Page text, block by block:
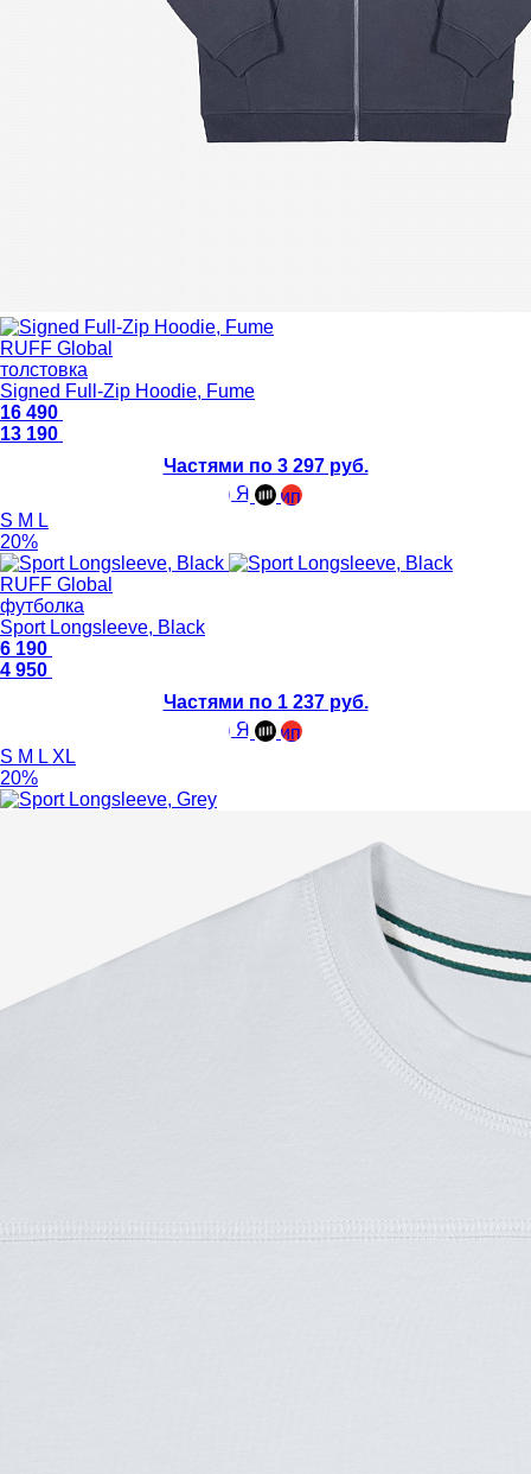
RUFF Global
толстовка
Signed Full-Zip Hoodie, Fume
16 490
13 190
Частями по 3 297 руб.
S M L
20%
RUFF Global
футболка
Sport Longsleeve, Black
6 190
4 950
Частями по 1 237 руб.
S M L XL
20%